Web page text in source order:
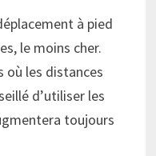
à pied
le moins cher.
où les distances
d’utiliser les
toujours